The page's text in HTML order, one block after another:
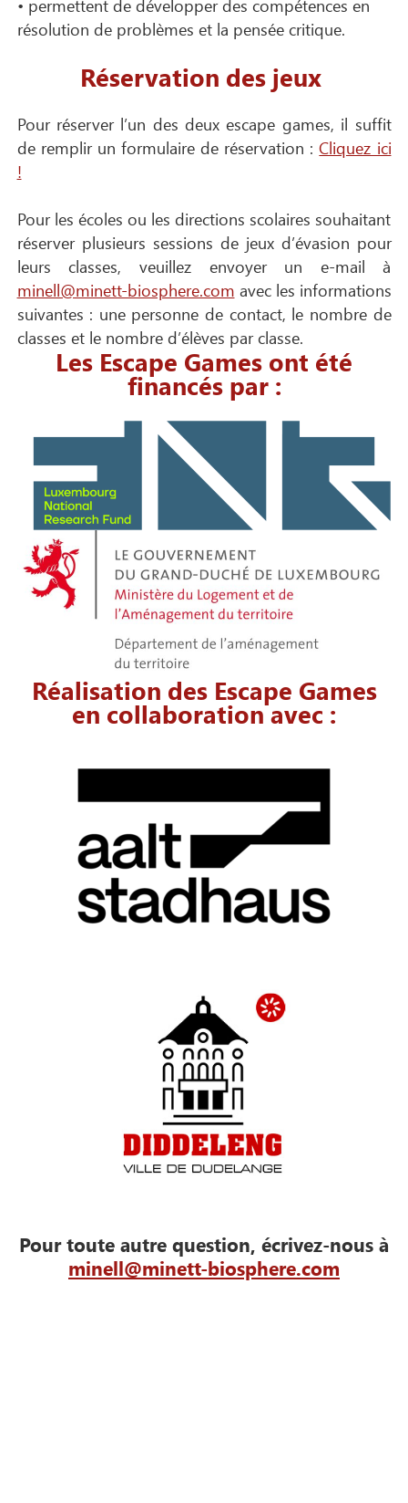
• permettent de développer des compétences en
résolution de problèmes et la pensée critique.
Réservation des jeux
Pour réserver l’un des deux escape games, il suffit
de remplir un formulaire de réservation :Cliquez ici
!
Pour les écoles ou les directions scolaires souhaitant
réserver plusieurs sessions de jeux d’évasion pour
leurs classes, veuillez envoyer un e-mail à
minell@minett-biosphere.com avec les informations
suivantes : une personne de contact, le nombre de
classes et le nombre d’élèves par classe.
Les Escape Games ont été
financés par :
Réalisation des Escape Games
en collaboration avec :
Pour toute autre question, écrivez-nous à
minell@minett-biosphere.com